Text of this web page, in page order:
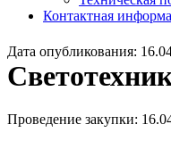
Контактная
Дата опубликования:
Проведение закупки: